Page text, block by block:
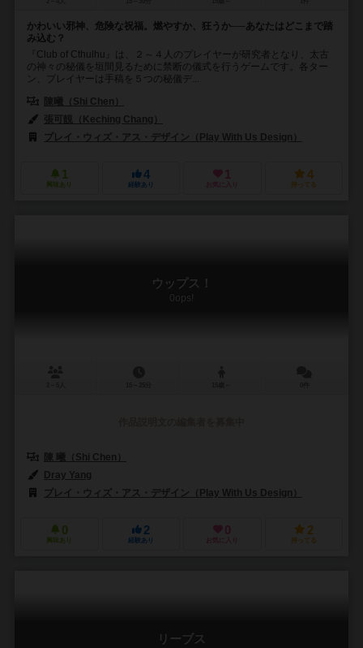
かわいい邪神、危険な祝福。燃やすか、狂うか──あなたはどこまで踏
み込む？
『Club of Cthulhu』は、２～４人のプレイヤーが研究者となり、太古
の神々の秘儀を垣間見るために禁断の儀式を行うゲームです。各ター
ン、プレイヤーは手稿を５つの秘儀デ...
陳曦（Shi Chen）
張可靚（Keching Chang）
プレイ・ウィズ・アス・デザイン（Play With Us Design）
1
興味あり
4
経験あり
1
お気に入り
4
持ってる
ウップス！
0ops!
陳 曦（Shi Chen）
Dray Yang
プレイ・ウィズ・アス・デザイン（Play With Us Design）
0
興味あり
2
経験あり
0
お気に入り
2
持ってる
リーブス